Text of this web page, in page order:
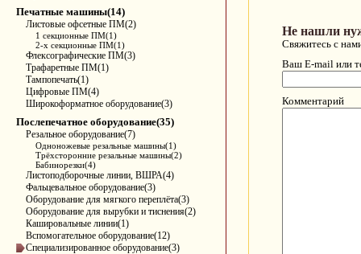
Печатные машины(14)
Листовые офсетные ПМ(2)
1 секционные ПМ(1)
2-х секционные ПМ(1)
Флексографические ПМ(3)
Трафаретные ПМ(1)
Тампопечать(1)
Цифровые ПМ(4)
Широкоформатное оборудование(3)
Послепечатное оборудование(35)
Резальное оборудование(7)
Одноножевые резальные машины(1)
Трёхсторонние резальные машины(2)
Бабинорезки(4)
Листоподборочные линии, ВШРА(4)
Фальцевальное оборудование(3)
Оборудование для мягкого переплёта(3)
Оборудование для вырубки и тиснения(2)
Кашировальные линии(1)
Вспомогательное оборудование(12)
Специализированное оборудование(3)
Не нашли
Свяжитесь с
Ваш E-mail или
Комментарий